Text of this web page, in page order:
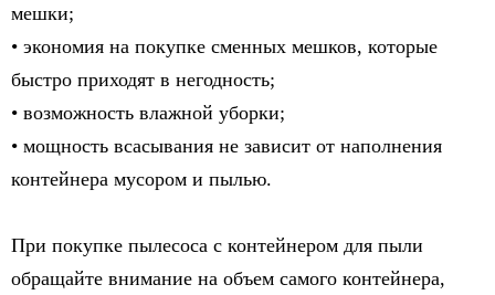
мешки;
• экономия на покупке сменных мешков, которые
быстро приходят в негодность;
• возможность влажной уборки;
• мощность всасывания не зависит от наполнения
контейнера мусором и пылью.
При покупке пылесоса с контейнером для пыли
обращайте внимание на объем самого контейнера,